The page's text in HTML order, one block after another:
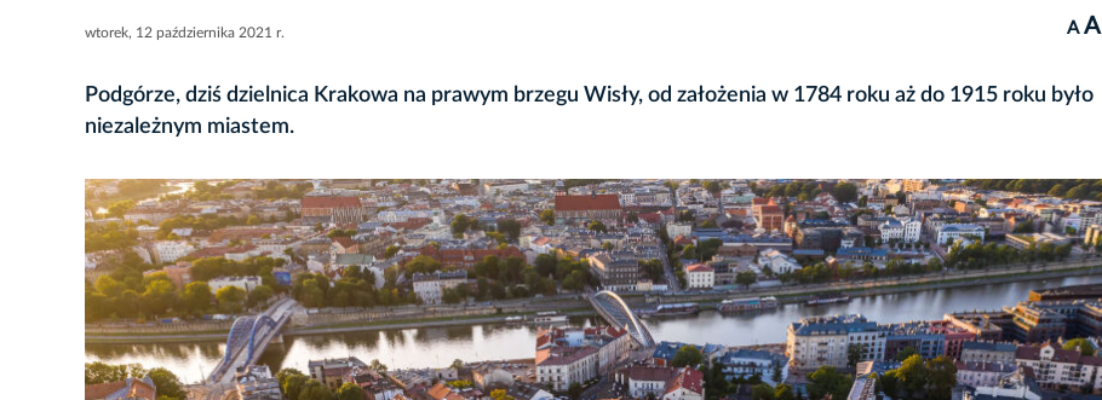
wtorek, 12 października 2021 r. A A
Podgórze, dziś dzielnica Krakowa na prawym brzegu Wisły, od założenia w 1784 roku aż do 1915 roku było
niezależnym miastem.